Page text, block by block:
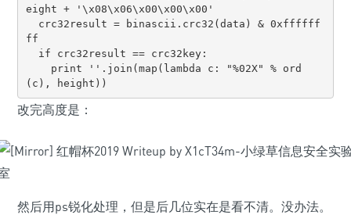
eight + '\x08\x06\x00\x00\x00'
crc32result = binascii.crc32(data) & 0xffffff
ff
if crc32result == crc32key:
print ''.join(map(lambda c: "%02X" % ord
(c), height))
改完高度是：
然后用ps锐化处理，但是后几位实在是看不清。没办法。